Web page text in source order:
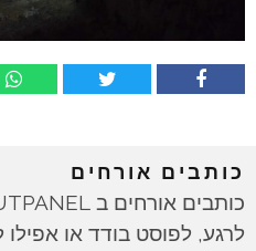
כותבים אורחים
לרגע, לפוסט בודד או